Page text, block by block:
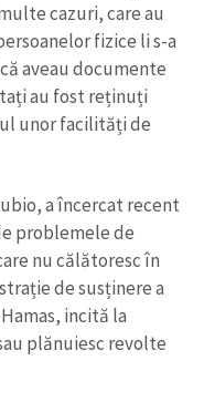
cazuri, care au
fizice li s-a
aveau documente
au fost reținuți
unor facilități de
a încercat recent
problemele de
nu călătoresc în
de susținere a
incită la
plănuiesc revolte